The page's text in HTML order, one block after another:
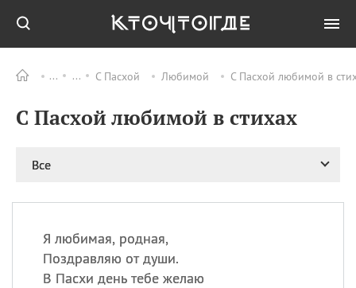
С Пасхой Любимой С Пасхой любимой в
С Пасхой любимой в стихах
Все
Я любимая, родная,
Поздравляю от души.
В Пасхи день тебе желаю
ПРАЗДНИКИ Все
09.08 День памяти жертв
09.08